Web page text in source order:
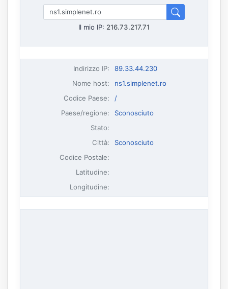
Il mio IP: 216.73.217.71
Indirizzo IP:
89.33.44.230
Nome host:
ns1.simplenet.ro
Codice Paese:
/
Paese/regione:
Sconosciuto
Stato:
Città:
Sconosciuto
Codice Postale:
Latitudine:
Longitudine: